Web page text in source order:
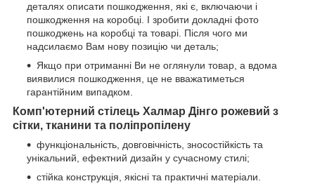
деталях описати пошкодження, які є, включаючи і
пошкодження на коробці. І зробити докладні фото
пошкоджень на коробці та товарі. Після чого ми
надсилаємо Вам нову позицію чи деталь;
Якщо при отриманні Ви не оглянули товар, а вдома
виявилися пошкодження, це не вважатиметься
гарантійним випадком.
Комп'ютерний стілець Халмар Дінго рожевий з
сітки, тканини та поліпропілену
функціональність, довговічність, зносостійкість та
унікальний, ефектний дизайн у сучасному стилі;
стійка конструкція, якісні та практичні матеріали.